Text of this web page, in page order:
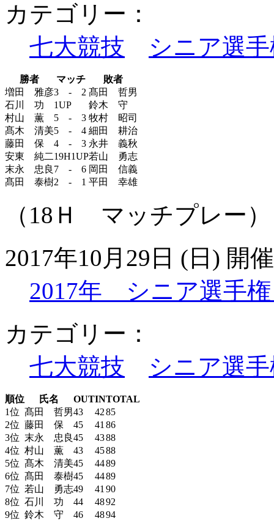
カテゴリー：
七大競技
シニア選
勝者 マッチ
敗者
増田 雅彦3 - 2 髙田 哲男
石川 功
1UP
鈴木 守
村山 薫
5 - 3 牧村 昭司
髙木 清美5 - 4 細田 耕治
藤田 保
4 - 3 永井 義秋
安東 純二19H1UP若山 勇志
末永 忠良 7 - 6 岡田 信義
髙田 泰樹2 - 1 平田 幸雄
（18Ｈ マッチプレー）
2017年10月29日 (日) 開催
2017年 シニア選手
カテゴリー：
七大競技
シニア選
順位 氏名 OUTINTOTAL
1位 髙田 哲男43 4285
2位 藤田 保 45 41 86
3位 末永 忠良45 4388
4位 村山 薫 43 4588
5位 髙木 清美45 4489
6位 髙田 泰樹45 4489
7位 若山 勇志49 41 90
8位 石川 功 44 4892
9位 鈴木 守 46 4894